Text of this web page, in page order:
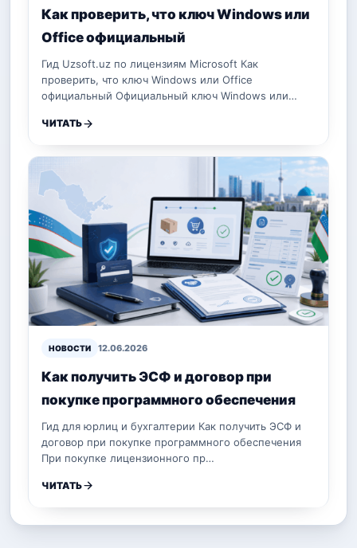
Как проверить, что ключ Windows или
Office официальный
Гид Uzsoft.uz по лицензиям Microsoft Как
проверить, что ключ Windows или Office
официальный Официальный ключ Windows или…
ЧИТАТЬ
НОВОСТИ 12.06.2026
Как получить ЭСФ и договор при
покупке программного обеспечения
Гид для юрлиц и бухгалтерии Как получить ЭСФ и
договор при покупке программного обеспечения
При покупке лицензионного пр…
ЧИТАТЬ